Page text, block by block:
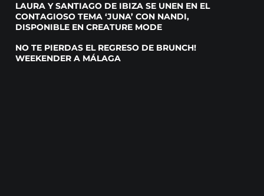
LAURA Y SANTIAGO DE IBIZA SE UNEN EN EL
CONTAGIOSO TEMA ‘JUNA’ CON NANDI,
DISPONIBLE EN CREATURE MODE
NO TE PIERDAS EL REGRESO DE BRUNCH!
WEEKENDER A MÁLAGA